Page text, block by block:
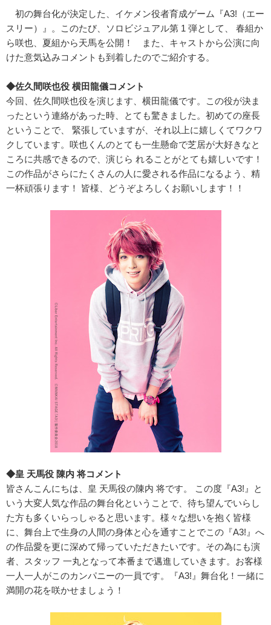
初の舞台化が決定した、イケメン役者育成ゲーム『A3!（エー
スリー）』。このたび、ソロビジュアル第 1 弾として、 春組か
ら咲也、夏組から天馬を公開！ また、キャストから公演に向
けた意気込みコメントも到着したのでご紹介する。
◆佐久間咲也役 横田龍儀コメント
今回、佐久間咲也役を演じます、横田龍儀です。この役が決ま
ったという連絡があった時、とても驚きました。初めての座長
ということで、 緊張していますが、それ以上に嬉しくてワクワ
クしています。咲也くんのとても一生懸命で芝居が大好きなと
ころに共感できるので、演じら れることがとても嬉しいです！
この作品がさらにたくさんの人に愛される作品になるよう、精
一杯頑張ります！ 皆様、どうぞよろしくお願いします！！
◆皇 天馬役 陳内 将コメント
皆さんこんにちは、皇 天馬役の陳内 将です。 この度『A3!』と
いう大変人気な作品の舞台化ということで、待ち望んでいらし
た方も多くいらっしゃると思います。様々な想いを抱く皆様
に、舞台上で生身の人間の身体と心を通すことでこの『A3!』へ
の作品愛を更に深めて帰っていただきたいです。その為にも演
者、スタッフ 一丸となって本番まで邁進していきます。お客様
一人一人がこのカンパニーの一員です。『A3!』舞台化！一緒に
満開の花を咲かせましょう！